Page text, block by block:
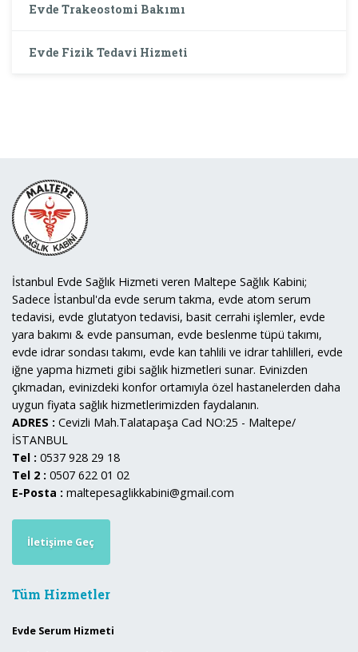
Evde Trakeostomi Bakımı
Evde Fizik Tedavi Hizmeti
İstanbul Evde Sağlık Hizmeti veren Maltepe Sağlık Kabini;
Sadece İstanbul'da evde serum takma, evde atom serum
tedavisi, evde glutatyon tedavisi, basit cerrahi işlemler, evde
yara bakımı & evde pansuman, evde beslenme tüpü takımı,
evde idrar sondası takımı, evde kan tahlili ve idrar tahlilleri, evde
iğne yapma hizmeti gibi sağlık hizmetleri sunar. Evinizden
çıkmadan, evinizdeki konfor ortamıyla özel hastanelerden daha
uygun fiyata sağlık hizmetlerimizden faydalanın.
ADRES : Cevizli Mah.Talatapaşa Cad NO:25 - Maltepe/
İSTANBUL
Tel : 0537 928 29 18
Tel 2 : 0507 622 01 02
E-Posta : maltepesaglikkabini@gmail.com
İletişime Geç
Tüm Hizmetler
Evde Serum Hizmeti